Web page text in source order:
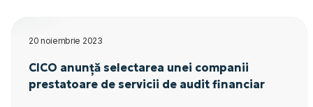
20 noiembrie 2023
CICO anunță selectarea unei companii
prestatoare de servicii de audit financiar